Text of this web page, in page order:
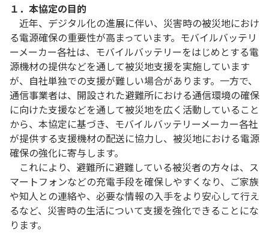
１．本協定の目的
近年、デジタル化の進展に伴い、災害時の被災地におけ
る電源確保の重要性が高まっています。モバイルバッテリ
ーメーカー各社は、モバイルバッテリーをはじめとする電
源機材の提供などを通して被災地支援を実施しています
が、自社単独での支援が難しい場合があります。一方で、
通信事業者は、開設された避難所における通信環境の確保
に向けた支援などを通して被災地を広く活動していること
から、本協定に基づき、モバイルバッテリーメーカー各社
が提供する支援機材の配送に協力し、被災地における電源
確保の強化に寄与します。
これにより、避難所に避難している被災者の方々は、ス
マートフォンなどの充電手段を確保しやすくなり、ご家族
や知人との連絡や、必要な情報の入手をより安心して行え
るなど、災害時の生活について支援を強化できることにな
ります。